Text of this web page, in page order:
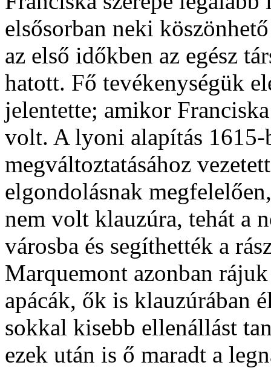
elsősorban neki
az első időkben az egész
hatott. Fő tevékenységük
jelentette; amikor
volt. A lyoni alapítás 1615-
megváltoztatásához
elgondolásnak
nem volt klauzúra, tehát a
városba és segíthették a
Marquemont azonban
apácák, ők is klauzúrában
sokkal kisebb ellenállást
ezek után is ő maradt a